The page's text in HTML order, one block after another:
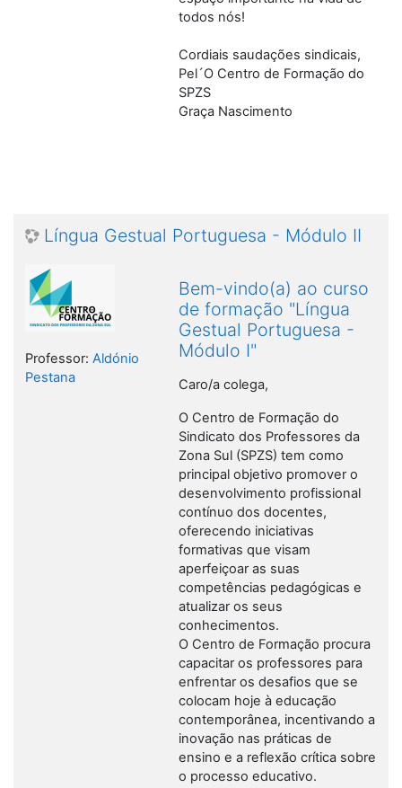
todos nós!
Cordiais saudações sindicais,
Pel´O Centro de Formação do
SPZS
Graça Nascimento
Língua Gestual Portuguesa - Módulo II
Bem-vindo(a) ao curso
de formação "Língua
Gestual Portuguesa -
Módulo I"
Caro/a colega,
O Centro de Formação do
Sindicato dos Professores da
Zona Sul (SPZS) tem como
principal objetivo promover o
desenvolvimento profissional
contínuo dos docentes,
oferecendo iniciativas
formativas que visam
aperfeiçoar as suas
competências pedagógicas e
atualizar os seus
conhecimentos.
O Centro de Formação procura
capacitar os professores para
enfrentar os desafios que se
colocam hoje à educação
contemporânea, incentivando a
inovação nas práticas de
ensino e a reflexão crítica sobre
o processo educativo.
Professor: Aldónio
Pestana